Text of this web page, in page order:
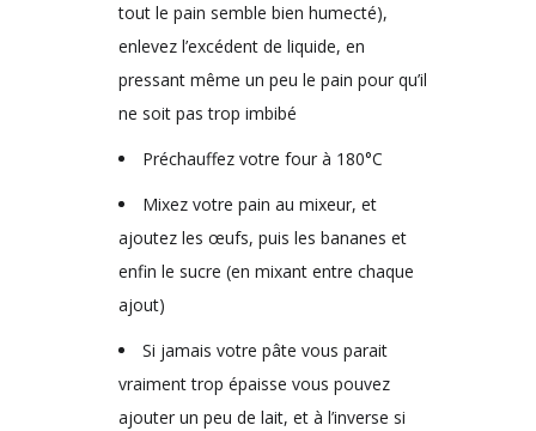
tout le pain semble bien humecté),
enlevez l’excédent de liquide, en
pressant même un peu le pain pour qu’il
ne soit pas trop imbibé
Préchauffez votre four à 180°C
Mixez votre pain au mixeur, et
ajoutez les œufs, puis les bananes et
enfin le sucre (en mixant entre chaque
ajout)
Si jamais votre pâte vous parait
vraiment trop épaisse vous pouvez
ajouter un peu de lait, et à l’inverse si